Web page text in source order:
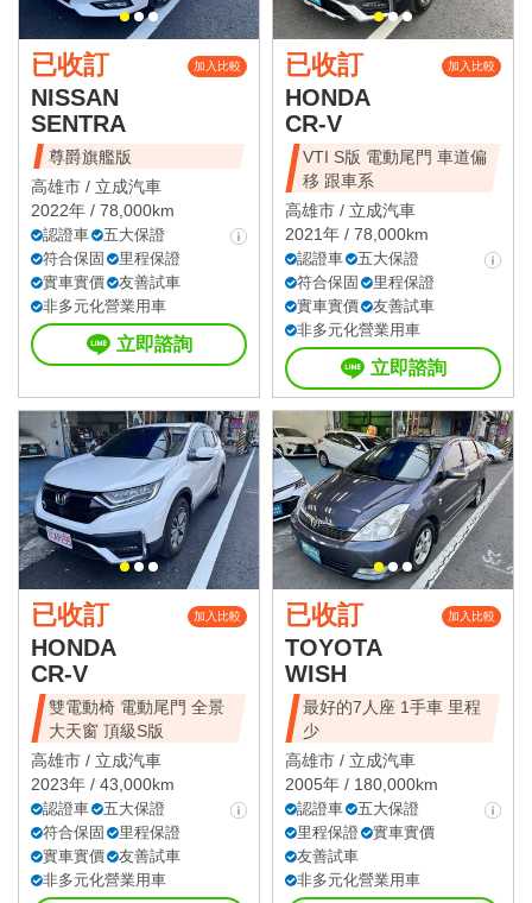
已收訂 加入比較
NISSAN
SENTRA
尊爵旗艦版
高雄市 / 立成汽車
2022年 / 78,000km
認證車
五大保證
符合保固
里程保證
實車實價
友善試車
非多元化營業用車
立即諮詢
已收訂 加入比較
HONDA
CR-V
VTI S版 電動尾門 車道偏
移 跟車系
高雄市 / 立成汽車
2021年 / 78,000km
認證車
五大保證
符合保固
里程保證
實車實價
友善試車
非多元化營業用車
立即諮詢
已收訂 加入比較
HONDA
CR-V
雙電動椅 電動尾門 全景
大天窗 頂級S版
高雄市 / 立成汽車
2023年 / 43,000km
認證車
五大保證
符合保固
里程保證
實車實價
友善試車
非多元化營業用車
已收訂 加入比較
TOYOTA
WISH
最好的7人座 1手車 里程
少
高雄市 / 立成汽車
2005年 / 180,000km
認證車
五大保證
里程保證
實車實價
友善試車
非多元化營業用車